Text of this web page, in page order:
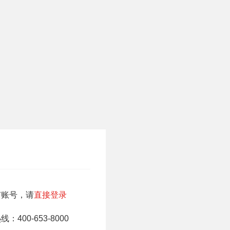
号，请直接登录
：400-653-8000